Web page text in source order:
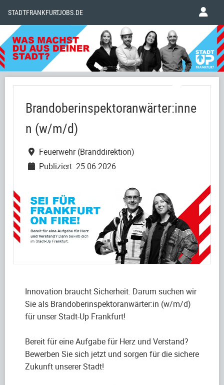
STADTFRANKFURTJOBS.DE
Brandoberinspektoranwärter:inne
n (w/m/d)
Feuerwehr (Branddirektion)
Publiziert: 25.06.2026
Innovation braucht Sicherheit. Darum suchen wir
Sie als Brandoberinspektoranwärter:in (w/m/d)
für unser Stadt-Up Frankfurt!
Bereit für eine Aufgabe für Herz und Verstand?
Bewerben Sie sich jetzt und sorgen für die sichere
Zukunft unserer Stadt!